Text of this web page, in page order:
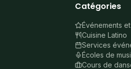
Catégories
Événements
Cuisine Latino
Services
Écoles de
Cours de